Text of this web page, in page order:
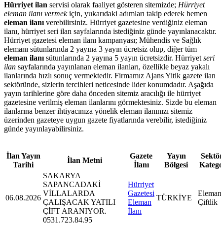
Hürriyet ilan servisi olarak faaliyet gösteren sitemizde; Hürriyet
eleman ilanı vermekiçin, yukarıdaki adımları takip ederek hemen
eleman ilanı verebilirsiniz. Hürriyet gazetesine verdiğiniz eleman
ilanı, hürriyet seri ilan sayfalarında istediğiniz günde yayınlanacaktır.
Hürriyet gazetesi eleman ilanı kampanyası; Mühendis ve Sağlık
elemanı sütunlarında 2 yayına 3 yayın ücretsiz olup, diğer tüm
eleman ilanı sütunlarında 2 yayına 5 yayın ücretsizdir. Hürriyet seri
ilan sayfalarında yayınlanan eleman ilanları, özellikle beyaz yakalı
ilanlarında hızlı sonuç vermektedir. Firmamız Ajans Yitik gazete ilan
sektöründe, sizlerin tercihleri neticesinde lider konumdadır. Aşağıda
yayın tarihlerine göre daha önceden sitemiz aracılığı ile hürriyet
gazetesine verilmiş eleman ilanlarını görmektesiniz. Sizde bu eleman
ilanlarına benzer ihtiyacınıza yönelik eleman ilanınızı sitemiz
üzerinden gazeteye uygun gazete fiyatlarında verebilir, istediğiniz
günde yayınlayabilirsiniz.
İlan Yayın
Tarihi
İlan Metni
Gazete
İlanı
Yayın
Bölgesi
06.08.2026
SAKARYA
SAPANCADAKİ
VİLLALARDA
ÇALIŞACAK YATILI
ÇİFT ARANIYOR.
0531.723.84.95
Hürriyet
Gazetesi
Eleman
İlanı
TÜRKİYE
Çiftlik